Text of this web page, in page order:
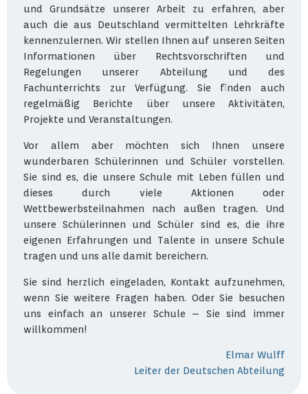
und Grundsätze unserer Arbeit zu erfahren, aber
auch die aus Deutschland vermittelten Lehrkräfte
kennenzulernen. Wir stellen Ihnen auf unseren Seiten
Informationen über Rechtsvorschriften und
Regelungen unserer Abteilung und des
Fachunterrichts zur Verfügung. Sie finden auch
regelmäßig Berichte über unsere Aktivitäten,
Projekte und Veranstaltungen.
Vor allem aber möchten sich Ihnen unsere
wunderbaren Schülerinnen und Schüler vorstellen.
Sie sind es, die unsere Schule mit Leben füllen und
dieses durch viele Aktionen oder
Wettbewerbsteilnahmen nach außen tragen. Und
unsere Schülerinnen und Schüler sind es, die ihre
eigenen Erfahrungen und Talente in unsere Schule
tragen und uns alle damit bereichern.
Sie sind herzlich eingeladen, Kontakt aufzunehmen,
wenn Sie weitere Fragen haben. Oder Sie besuchen
uns einfach an unserer Schule – Sie sind immer
willkommen!
Elmar Wulff
Leiter der Deutschen Abteilung